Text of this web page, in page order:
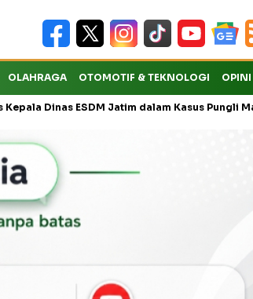
OLAHRAGA OTOMOTIF & TEKNOLOGI OPINI
ESDM Jatim dalam Kasus Pungli Masih Didalami